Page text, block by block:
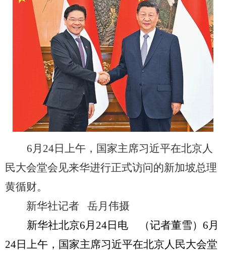
6月 24日上午，国家主席习近平在北京人
民大会堂会见来华进行正式访问的新加坡总理
黄循财。
新华社记者 岳月伟摄
新华社北京6月 24日电 （记者董雪） 6月
24日上午，国家主席习近平在北京人民大会堂